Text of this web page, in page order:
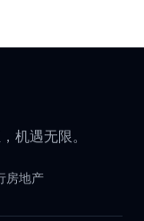
机遇无限。
房地产